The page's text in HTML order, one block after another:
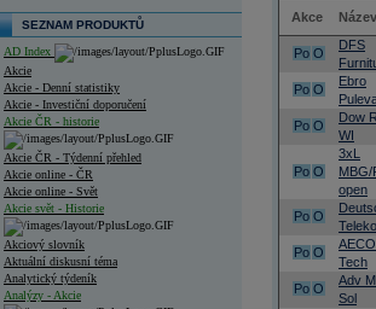
SEZNAM PRODUKTŮ
AD Index
Akcie
Akcie - Denní statistiky
Akcie - Investiční doporučení
Akcie ČR - historie
Akcie ČR - Týdenní přehled
Akcie online - ČR
Akcie online - Svět
Akcie svět - Historie
Akciový slovník
Aktuální diskusní téma
Analytický týdeník
Analýzy - Akcie
Akce Název
Po O
DFS
Po O
Ebro
Po O
Dow
WI
Po O
3xL
MBG/
open
Po O
Po O
Tech
Po O
Adv
Sol